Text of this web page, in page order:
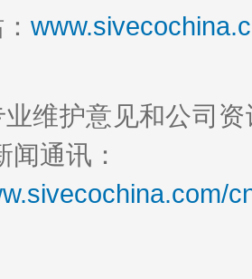
护意见和公司资
闻通讯：